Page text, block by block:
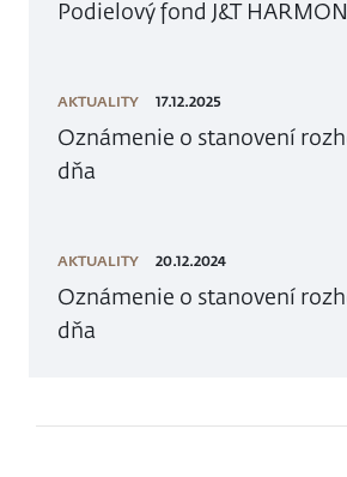
Podielový fond J&T
AKTUALITY 17.12.2025
Oznámenie o stanovení
dňa
AKTUALITY 20.12.2024
Oznámenie o stanovení
dňa